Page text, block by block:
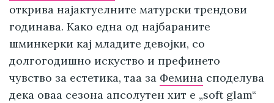
открива најактуелните матурски трендови
годинава. Како една од најбараните
шминкерки кај младите девојки, со
долгогодишно искуство и префинето
чувство за естетика, таа за Фемина споделува
дека оваа сезона апсолутен хит е „soft glam“